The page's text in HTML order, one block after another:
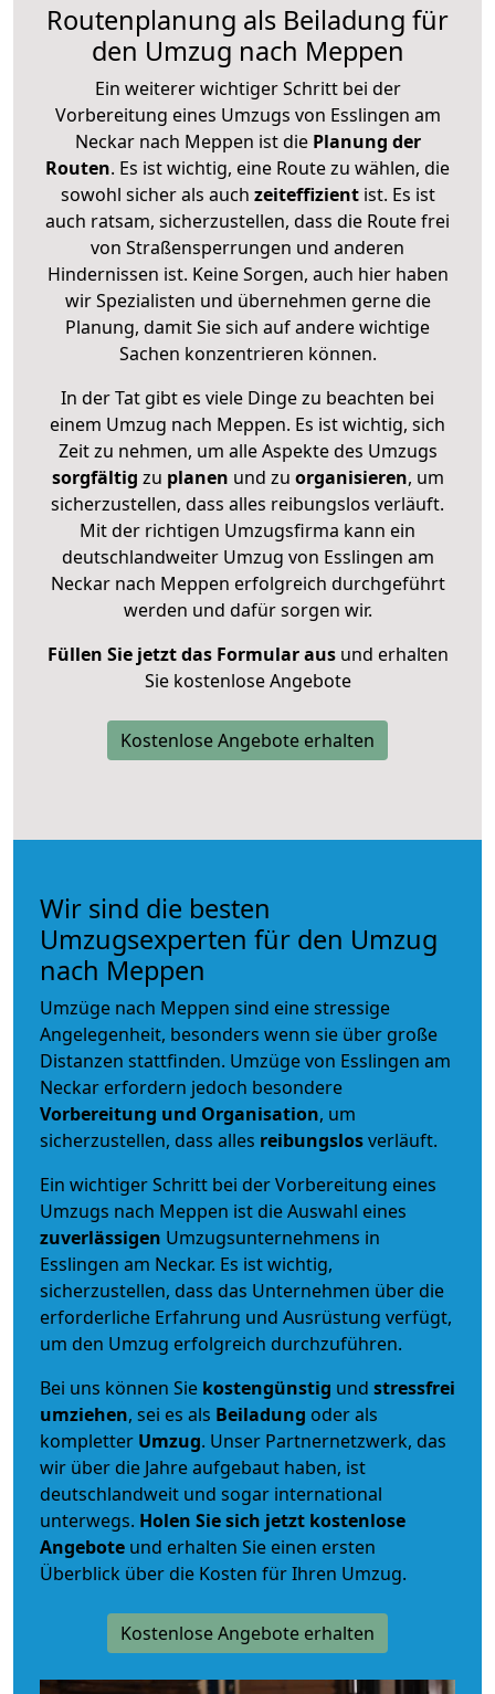
Routenplanung als Beiladung für
den Umzug nach Meppen
Ein weiterer wichtiger Schritt bei der
Vorbereitung eines Umzugs von Esslingen am
Neckar nach Meppen ist diePlanung der
Routen. Es ist wichtig, eine Route zu wählen, die
sowohl sicher als auch zeiteffizientist. Es ist
auch ratsam, sicherzustellen, dass die Route frei
von Straßensperrungen und anderen
Hindernissen ist. Keine Sorgen, auch hier haben
wir Spezialisten und übernehmen gerne die
Planung, damit Sie sich auf andere wichtige
Sachen konzentrieren können.
In der Tat gibt es viele Dinge zu beachten bei
einem Umzug nach Meppen. Es ist wichtig, sich
Zeit zu nehmen, um alle Aspekte des Umzugs
sorgfältig zu planen und zu organisieren, um
sicherzustellen, dass alles reibungslos verläuft.
Mit der richtigen Umzugsfirma kann ein
deutschlandweiter Umzug von Esslingen am
Neckar nach Meppen erfolgreich durchgeführt
werden und dafür sorgen wir.
Füllen Sie jetzt das Formular ausund erhalten
Sie kostenlose Angebote
Kostenlose Angebote erhalten
Wir sind die besten
Umzugsexperten für den Umzug
nach Meppen
Umzüge nach Meppen sind eine stressige
Angelegenheit, besonders wenn sie über große
Distanzen stattfinden. Umzüge von Esslingen am
Neckar erfordern jedoch besondere
Vorbereitung und Organisation, um
sicherzustellen, dass alles reibungslosverläuft.
Ein wichtiger Schritt bei der Vorbereitung eines
Umzugs nach Meppen ist die Auswahl eines
zuverlässigen Umzugsunternehmens in
Esslingen am Neckar. Es ist wichtig,
sicherzustellen, dass das Unternehmen über die
erforderliche Erfahrung und Ausrüstung verfügt,
um den Umzug erfolgreich durchzuführen.
Bei uns können Sie kostengünstig und stressfrei
umziehen, sei es als Beiladung oder als
kompletter Umzug. Unser Partnernetzwerk, das
wir über die Jahre aufgebaut haben, ist
deutschlandweit und sogar international
unterwegs. Holen Sie sich jetzt kostenlose
Angebote und erhalten Sie einen ersten
Überblick über die Kosten für Ihren Umzug.
Kostenlose Angebote erhalten